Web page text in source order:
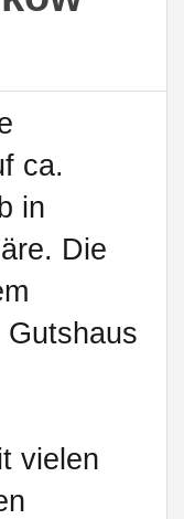
ca.
in
Die
vielen